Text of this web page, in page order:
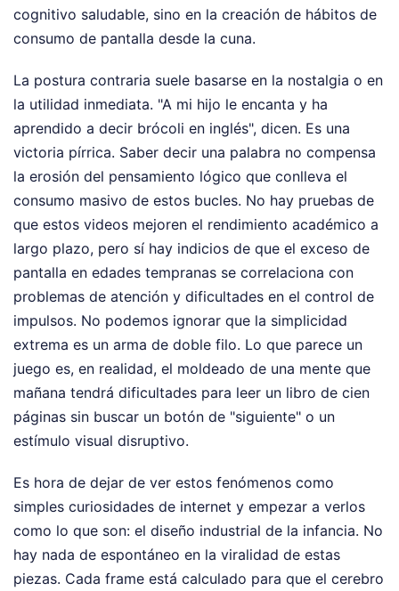
cognitivo saludable, sino en la creación de hábitos de
consumo de pantalla desde la cuna.
La postura contraria suele basarse en la nostalgia o en
la utilidad inmediata. "A mi hijo le encanta y ha
aprendido a decir brócoli en inglés", dicen. Es una
victoria pírrica. Saber decir una palabra no compensa
la erosión del pensamiento lógico que conlleva el
consumo masivo de estos bucles. No hay pruebas de
que estos videos mejoren el rendimiento académico a
largo plazo, pero sí hay indicios de que el exceso de
pantalla en edades tempranas se correlaciona con
problemas de atención y dificultades en el control de
impulsos. No podemos ignorar que la simplicidad
extrema es un arma de doble filo. Lo que parece un
juego es, en realidad, el moldeado de una mente que
mañana tendrá dificultades para leer un libro de cien
páginas sin buscar un botón de "siguiente" o un
estímulo visual disruptivo.
Es hora de dejar de ver estos fenómenos como
simples curiosidades de internet y empezar a verlos
como lo que son: el diseño industrial de la infancia. No
hay nada de espontáneo en la viralidad de estas
piezas. Cada frame está calculado para que el cerebro